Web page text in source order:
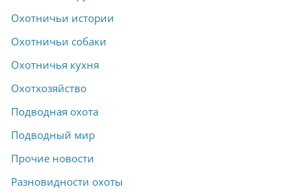
Охотничьи истории
Охотничьи собаки
Охотничья кухня
Охотхозяйство
Подводная охота
Подводный мир
Прочие новости
Разновидности охоты